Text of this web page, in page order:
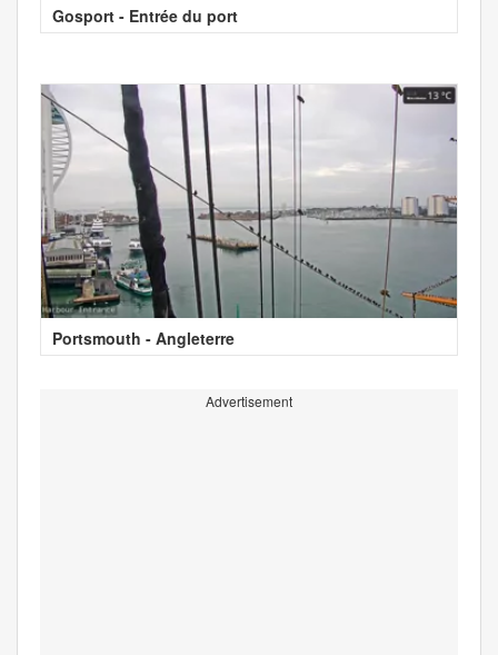
Gosport - Entrée du port
Portsmouth - Angleterre
Advertisement